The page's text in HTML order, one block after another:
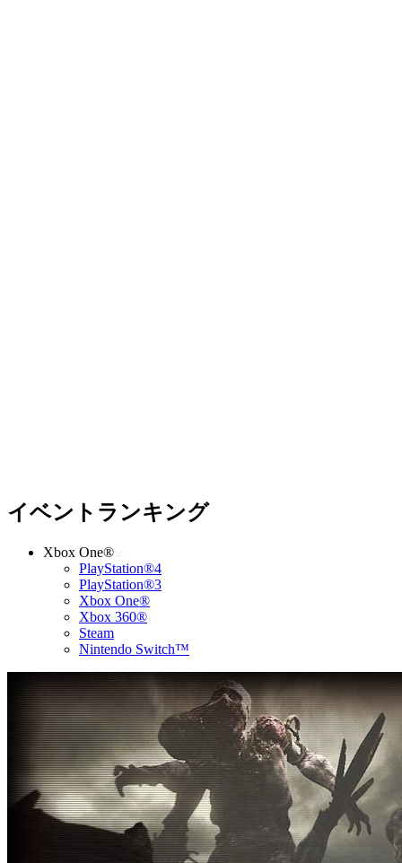
イベントランキング
Xbox One®
PlayStation®4
PlayStation®3
Xbox One®
Xbox 360®
Steam
Nintendo Switch™